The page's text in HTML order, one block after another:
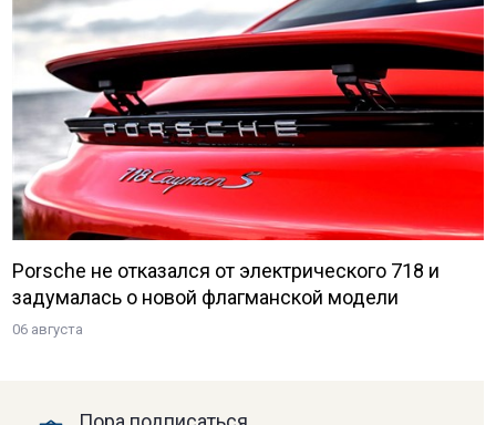
Porsche не отказался от электрического 718 и
задумалась о новой флагманской модели
06 августа